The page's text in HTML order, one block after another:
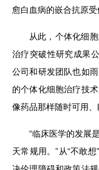
愈白血病的嵌合抗原受
从此，个体化细
治疗突破性研究成果
公司和研发团队也如
的个体化细胞治疗技
像药品那样随时可用、
“临床医学的发展
天常规用。”从“不敢